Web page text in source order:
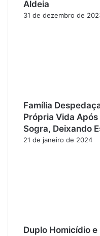
Aldeia
31 de dezembro de
Família
Própria Vida Após
Sogra, Deixando
21 de janeiro de 2024
Duplo Homicídio